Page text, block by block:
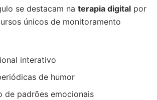
se destacam na terapia digital por
únicos de monitoramento
interativo
de humor
de padrões emocionais